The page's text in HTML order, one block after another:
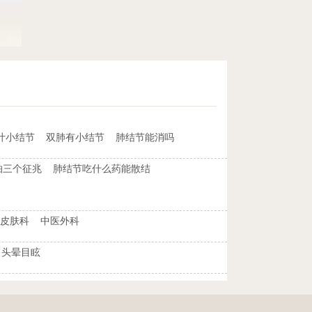
小结节 双肺有小结节 肺结节能消吗
三个征兆
肺结节吃什么药能散结
肤科 中医外科
头晕目眩